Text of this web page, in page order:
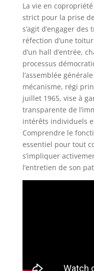
La vie en
strict pour la prise
s’agit d’engager des
réfection d’une
d’un hall d’entrée,
processus
l’assemblée
mécanisme, régi
juillet 1965, vise à
transparente de
intérêts individuels
Comprendre le
essentiel pour tout
s’impliquer
l’entretien de son